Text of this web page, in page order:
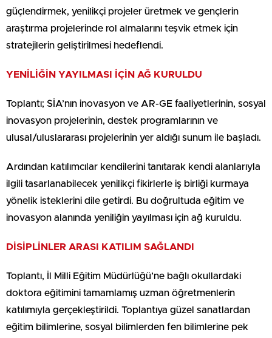
güçlendirmek, yenilikçi projeler üretmek ve gençlerin
araştırma projelerinde rol almalarını teşvik etmek için
stratejilerin geliştirilmesi hedeflendi.
YENİLİĞİN YAYILMASI İÇİN AĞ KURULDU
Toplantı; SİA’nın inovasyon ve AR-GE faaliyetlerinin, sosyal
inovasyon projelerinin, destek programlarının ve
ulusal/uluslararası projelerinin yer aldığı sunum ile başladı.
Ardından katılımcılar kendilerini tanıtarak kendi alanlarıyla
ilgili tasarlanabilecek yenilikçi fikirlerle iş birliği kurmaya
yönelik isteklerini dile getirdi. Bu doğrultuda eğitim ve
inovasyon alanında yeniliğin yayılması için ağ kuruldu.
DİSİPLİNLER ARASI KATILIM SAĞLANDI
Toplantı, İl Milli Eğitim Müdürlüğü’ne bağlı okullardaki
doktora eğitimini tamamlamış uzman öğretmenlerin
katılımıyla gerçekleştirildi. Toplantıya güzel sanatlardan
eğitim bilimlerine, sosyal bilimlerden fen bilimlerine pek